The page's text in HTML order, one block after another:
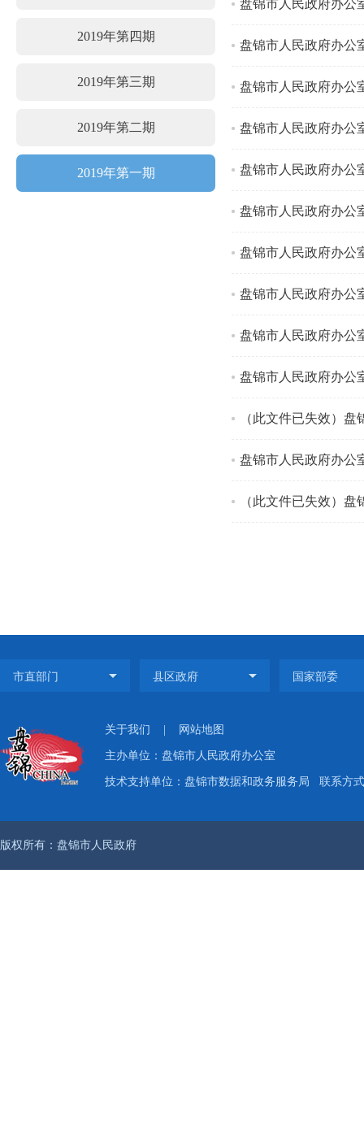
2019年第四期
2019年第三期
2019年第二期
2019年第一期
盘锦市人民政府办公
盘锦市人民政府办公
盘锦市人民政府办公
盘锦市人民政府办公
盘锦市人民政府办公
盘锦市人民政府办公
盘锦市人民政府办公
盘锦市人民政府办公
盘锦市人民政府办公
盘锦市人民政府办公
（此文件已失效）
盘锦市人民政府办公
关于我们 网站地图
主办单位：盘锦市人民政府办公室
技术支持单位：盘锦市数据和政务服务局 联系方
版权所有：盘锦市人民政府